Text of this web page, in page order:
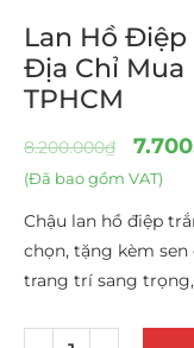
Lan Hồ Điệp
Địa Chỉ Mua
TPHCM
8.200.000₫
(Đã bao gồm VAT)
Chậu lan hồ điệp
chọn, tặng kèm sen
trang trí sang